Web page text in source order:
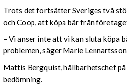
Trots det fortsätter Sveriges två
och Coop, att köpa bär från
– Vi anser inte att vi kan sluta köpa
problemen, säger Marie
Mattis Bergquist, hållbarhetschef
bedömning.